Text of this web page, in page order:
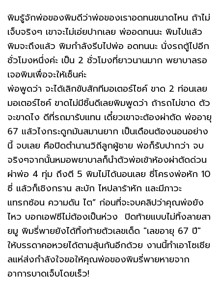
พิมรู้จักพ่อของพิมดีว่าพ่อของเราอดทนขนาดไหน ถ้าไม่
เจ็บจริงๆ เขาจะไม่เอ่ยปากเลย พ่ออดทนนะ พิมไปแล้ว
พิมจะถึงแล้ว พิมกำลังรีบไปพ่อ อดทนนะ นั่งรถตู้ไปอีก
ชั่วโมงหนึ่งค่ะ เป็น 2 ชั่วโมงที่ยาวนานมาก พยาบาลรอ
เจอพิมเพื่อจะให้เซ็นค่ะ
พ่อพูดว่า จะได้เลิกขับสักทีมอเตอร์ไซค์ ขาด 2 ท่อนเลย
มอเตอร์ไซค์ ขาดไม่มีชิ้นดีเลยพิมพูดว่า ถ้ารถไม่ขาด ตัว
จะขาดไง ดีที่รถมารับแทน เดี๋ยวเขาจะต้องผ่าตัด พ่ออายุ
67 แล้วไงกระดูกมันสมานยาก เป็นเดือนต้องนอนอย่าง
นี้ จบเลย คือปิดตำนานวิถีลูกผู้ชาย พ่อก็รับปากว่า จบ
จริงๆจากนั้นหมอพยาบาลก็นำตัวพ่อเข้าห้องผ่าตัดด่วน
ผ่าพ่อ 4 ทุ่ม ถึงตี 5 พิมไม่ได้นอนเลย ซี่โครงพ่อหัก 10
ซี่ แล้วก็เชิงกราน สะบัก ไหปลาร้าหัก และมีภาวะ
แทรกซ้อน ความดัน ไต” ก่อนที่จะจบคลิปว่าคุณพ่อยัง
ไหว บอกเอฟซีไม่ต้องเป็นห่วง ปิดท้ายแบบไม่ทิ้งลายสา
ยมู พิมรี่พายยังได้ทิ้งท้ายตัวเลขเด็ด "เลขอายุ 67 ปี"
ให้บรรดาคอหวยได้ตามลุ้นกันอีกด้วย งานนี้ทำเอาโซเชีย
ลแห่ส่งกำลังใจขอให้คุณพ่อของพิมรี่พายหายจาก
อาการบาดเจ็บโดยเร็ว!